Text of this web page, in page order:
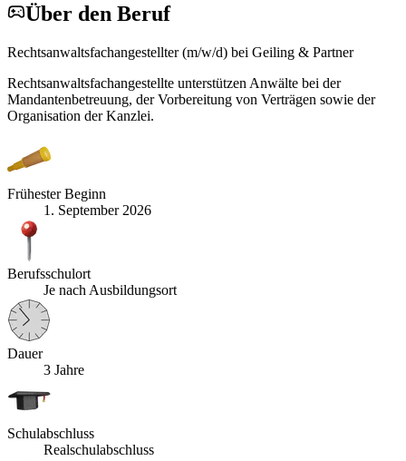
Über den Beruf
Rechtsanwaltsfachangestellter (m/w/d) bei Geiling & Partner
Rechtsanwaltsfachangestellte unterstützen Anwälte bei der
Mandantenbetreuung, der Vorbereitung von Verträgen sowie der
Organisation der Kanzlei.
Frühester Beginn
1. September 2026
Berufsschulort
Je nach Ausbildungsort
Dauer
3 Jahre
Schulabschluss
Realschulabschluss